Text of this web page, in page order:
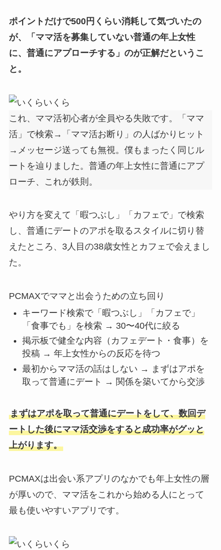
ポイントだけで500円くらい消耗して気づいたの
が、「ママ活を募集していない普通の年上女性
に、普通にアプローチする」のが正解だというこ
と。
いくら
これ、ママ活初心者が全員やる失敗です。「ママ
活」で検索→「ママ活お断り」の人ばかりヒット
→メッセージ送っても無視。僕もまったく同じル
ートを辿りました。普通の年上女性に普通にアプ
ローチ、これが鉄則。
やり方を変えて「暇つぶし」「カフェで」で検索
し、普通にデートのアポを取るスタイルに切り替
えたところ、3人目の38歳女性とカフェで会えまし
た。
PCMAXでママと出会うための立ち回り
キーワード検索で「暇つぶし」「カフェで」
「食事でも」を検索 → 30〜40代に絞る
掲示板で健全な内容（カフェデート・食事）を
投稿 → 年上女性からの反応を待つ
最初からママ活の話はしない → まずはアポを
取って普通にデート → 関係を築いてから交渉
まずはアポを取って普通にデートをして、数回デ
ートした後にママ活交渉をすると成功率がグッと
上がります。
PCMAXは出会い系アプリのなかでも年上女性の層
が厚いので、ママ活をこれから始める人にとって
最も使いやすいアプリです。
いくら